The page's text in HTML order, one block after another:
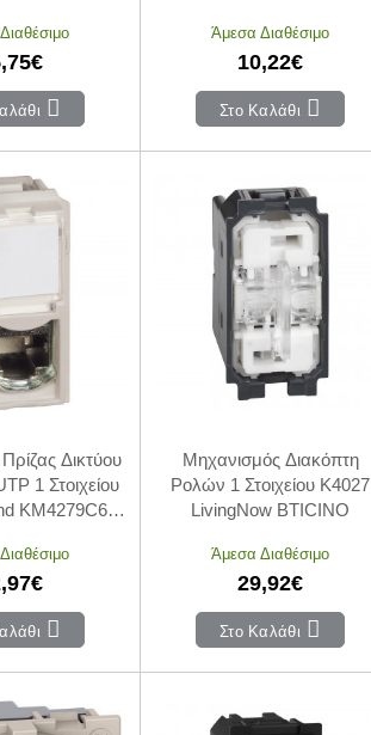
Άμεσα Διαθέσιμο
10,22€
Στο Καλάθι
Δικτύου
1 Στοιχείου
KM4279C6
Μηχανισμός Διακόπτη
Ρολών 1 Στοιχείου K4027
LivingNow BTICINO
Άμεσα Διαθέσιμο
29,92€
Στο Καλάθι